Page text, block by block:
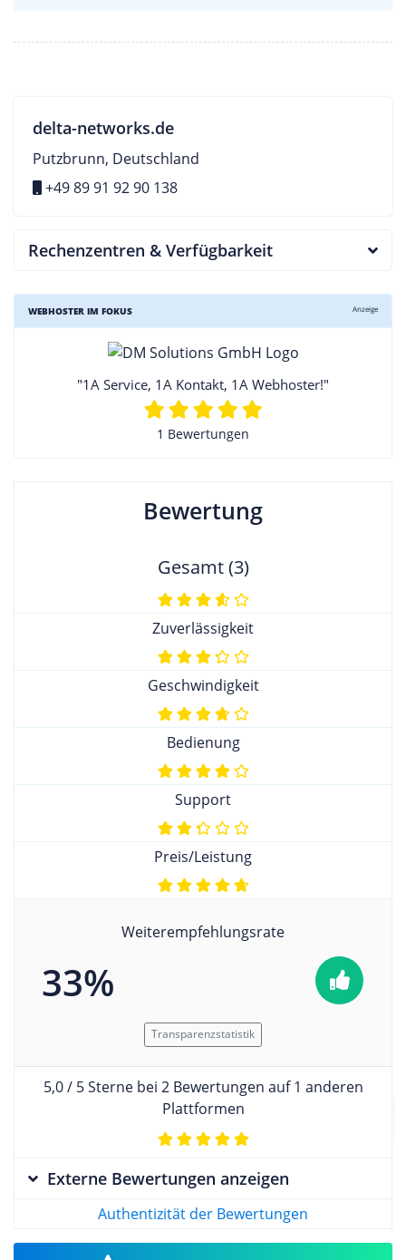
delta-networks.de
Putzbrunn, Deutschland
+49 89 91 92 90 138
Rechenzentren & Verfügbarkeit
WEBHOSTER IM FOKUS Anzeige
"1A Service, 1A Kontakt, 1A Webhoster!"
1 Bewertungen
Bewertung
Gesamt (3)
Zuverlässigkeit
Geschwindigkeit
Bedienung
Support
Preis/Leistung
Weiterempfehlungsrate
33%
Transparenzstatistik
5,0 / 5 Sterne bei 2 Bewertungen auf 1 anderen
Plattformen
Externe Bewertungen anzeigen
Authentizität der Bewertungen